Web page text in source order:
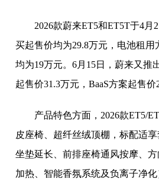
2026款蔚来ET5和ET5T于4月
买起售价均为29.8万元，电池租用
均为19万元。6月15日，蔚来又推
起售价31.3万元，BaaS方案起售价
产品特色方面，2026款ET5/
皮座椅、超纤丝绒顶棚，标配适
坐垫延长、前排座椅通风按摩、
加热、智能香氛系统及负离子净